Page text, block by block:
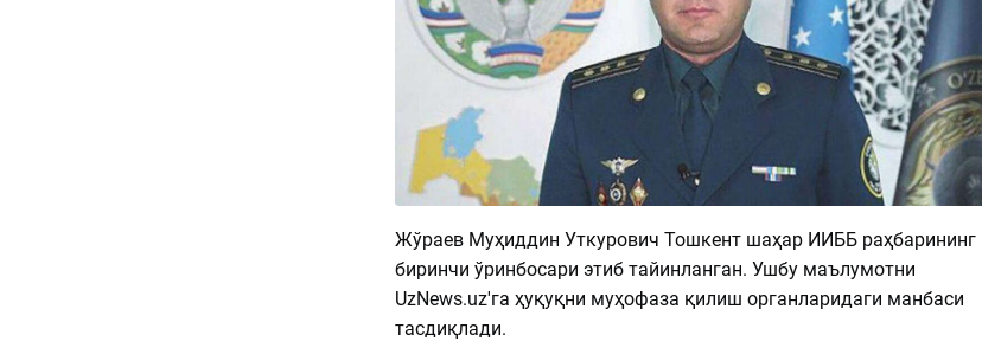
Жўраев Муҳиддин Уткурович Тошкент шаҳар ИИББ раҳбарининг
биринчи ўринбосари этиб тайинланган. Ушбу маълумотни
UzNews.uz'га ҳуқуқни муҳофаза қилиш органларидаги манбаси
тасдиқлади.